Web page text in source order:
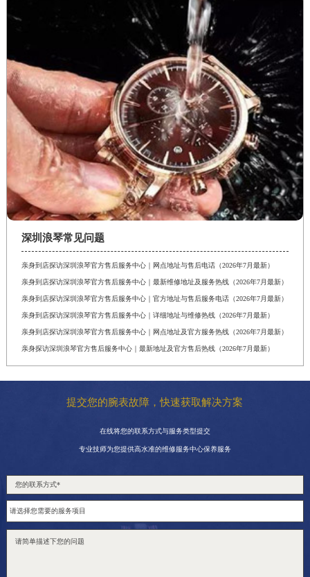
深圳浪琴常见问题
亲身到店探访深圳浪琴官方售后服务中心｜网点地址与售后电话（2026年7月最新）
亲身到店探访深圳浪琴官方售后服务中心｜最新维修地址及服务热线（2026年7月最新）
亲身到店探访深圳浪琴官方售后服务中心｜官方地址与售后服务电话（2026年7月最新）
亲身到店探访深圳浪琴官方售后服务中心｜详细地址与维修热线（2026年7月最新）
亲身到店探访深圳浪琴官方售后服务中心｜网点地址及官方服务热线（2026年7月最新）
亲身探访深圳浪琴官方售后服务中心｜最新地址及官方售后热线（2026年7月最新）
提交您的腕表故障，快速获取解决方案
在线将您的联系方式与服务类型提交
专业技师为您提供高水准的维修服务中心保养服务